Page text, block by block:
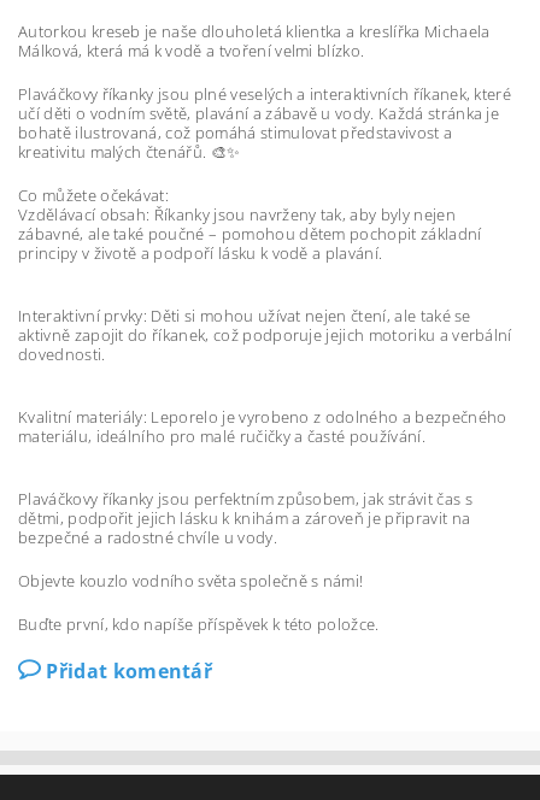
Autorkou kreseb je naše dlouholetá klientka a kreslířka Michaela
Málková, která má k vodě a tvoření velmi blízko.
Plaváčkovy říkanky jsou plné veselých a interaktivních říkanek, které
učí děti o vodním světě, plavání a zábavě u vody. Každá stránka je
bohatě ilustrovaná, což pomáhá stimulovat představivost a
kreativitu malých čtenářů. 🎨✨
Co můžete očekávat:
Vzdělávací obsah: Říkanky jsou navrženy tak, aby byly nejen
zábavné, ale také poučné – pomohou dětem pochopit základní
principy v životě a podpoří lásku k vodě a plavání.
Interaktivní prvky: Děti si mohou užívat nejen čtení, ale také se
aktivně zapojit do říkanek, což podporuje jejich motoriku a verbální
dovednosti.
Kvalitní materiály: Leporelo je vyrobeno z odolného a bezpečného
materiálu, ideálního pro malé ručičky a časté používání.
Plaváčkovy říkanky jsou perfektním způsobem, jak strávit čas s
dětmi, podpořit jejich lásku k knihám a zároveň je připravit na
bezpečné a radostné chvíle u vody.
Objevte kouzlo vodního světa společně s námi!
Buďte první, kdo napíše příspěvek k této položce.
Přidat komentář